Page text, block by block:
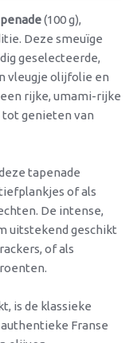
(100 g),
Deze smeuïge
geselecteerde,
vleugje olijfolie en
rijke, umami-rijke
tot genieten van
tapenade
of als
De intense,
uitstekend geschikt
of als
is de klassieke
Franse